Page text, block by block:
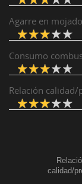
Agarre en mojado
Consumo
Relación calidad/
calidad/